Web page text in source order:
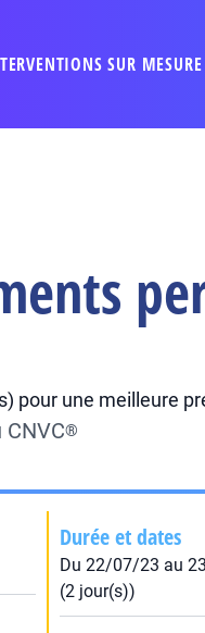
SUR MESURE
pour une meilleure
®
Durée et dates
Du 22/07/23 au
(2 jour(s))